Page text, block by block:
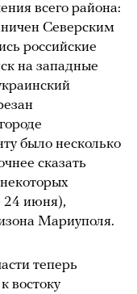
всего района:
Северским
российские
на западные
было несколько
сказать
24 июня),
Мариуполя.
теперь
востоку